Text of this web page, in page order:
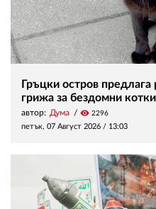
Гръцки остров
грижа за бездомни котки
автор: Дума visibility 2296
петък, 07 Август 2026 / 13:03